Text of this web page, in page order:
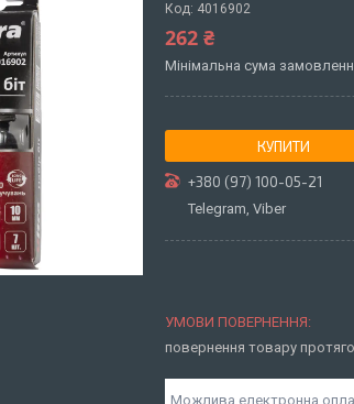
Код: 4016902
262 ₴
Мінімальна сума
КУПИТИ
+380 (97) 100-05-21
Telegram, Viber
повернення товару